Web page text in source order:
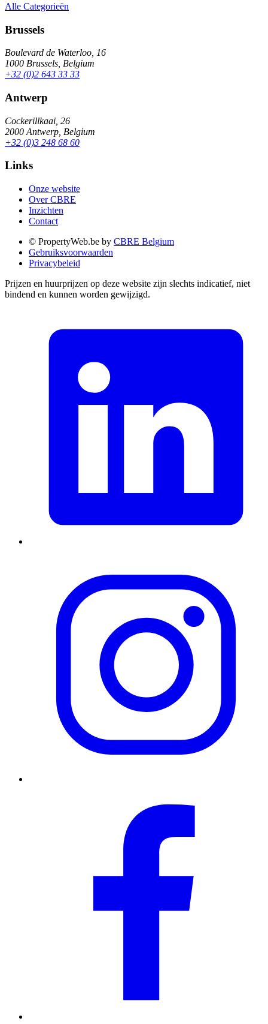
Alle Categorieën
Brussels
Boulevard de Waterloo, 16
1000 Brussels, Belgium
+32 (0)2 643 33 33
Antwerp
Cockerillkaai, 26
2000 Antwerp, Belgium
+32 (0)3 248 68 60
Links
Onze website
Over CBRE
Inzichten
Contact
© PropertyWeb.be by CBRE Belgium
Gebruiksvoorwaarden
Privacybeleid
Prijzen en huurprijzen op deze website zijn slechts indicatief, niet
bindend en kunnen worden gewijzigd.